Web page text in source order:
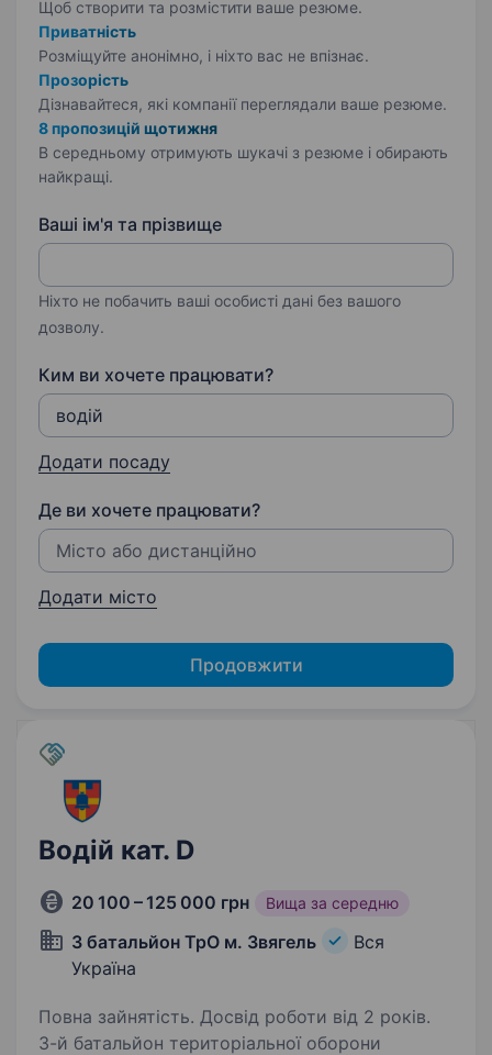
Щоб створити та розмістити ваше резюме.
Приватність
Розміщуйте анонімно, і ніхто вас не впізнає.
Прозорість
Дізнавайтеся, які компанії переглядали ваше резюме.
8 пропозицій щотижня
В середньому отримують шукачі з резюме і обирають
найкращі.
Ваші ім'я та прізвище
Ніхто не побачить ваші особисті дані без вашого
дозволу.
Ким ви хочете працювати?
Додати посаду
Де ви хочете працювати?
Додати місто
Продовжити
Водій кат. D
20 100 – 125 000 грн Вища за середню
3 батальйон ТрО м. Звягель
Вся
Україна
Повна зайнятість. Досвід роботи від 2 років.
3-й батальйон територіальної оборони